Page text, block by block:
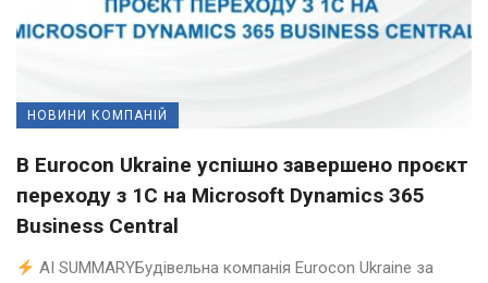
НОВИНИ КОМПАНІЙ
В Eurocon Ukraine успішно завершено проєкт
переходу з 1С на Microsoft Dynamics 365
Business Central
AI SUMMARYБудівельна компанія Eurocon Ukraine за